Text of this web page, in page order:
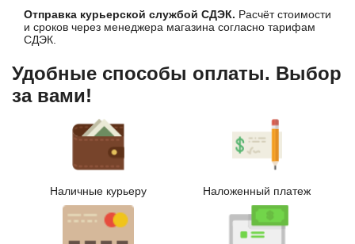
Отправка курьерской службой СДЭК. Расчёт стоимости
и сроков через менеджера магазина согласно тарифам
СДЭК.
Удобные способы оплаты. Выбор
за вами!
Наличные курьеру Наложенный платеж